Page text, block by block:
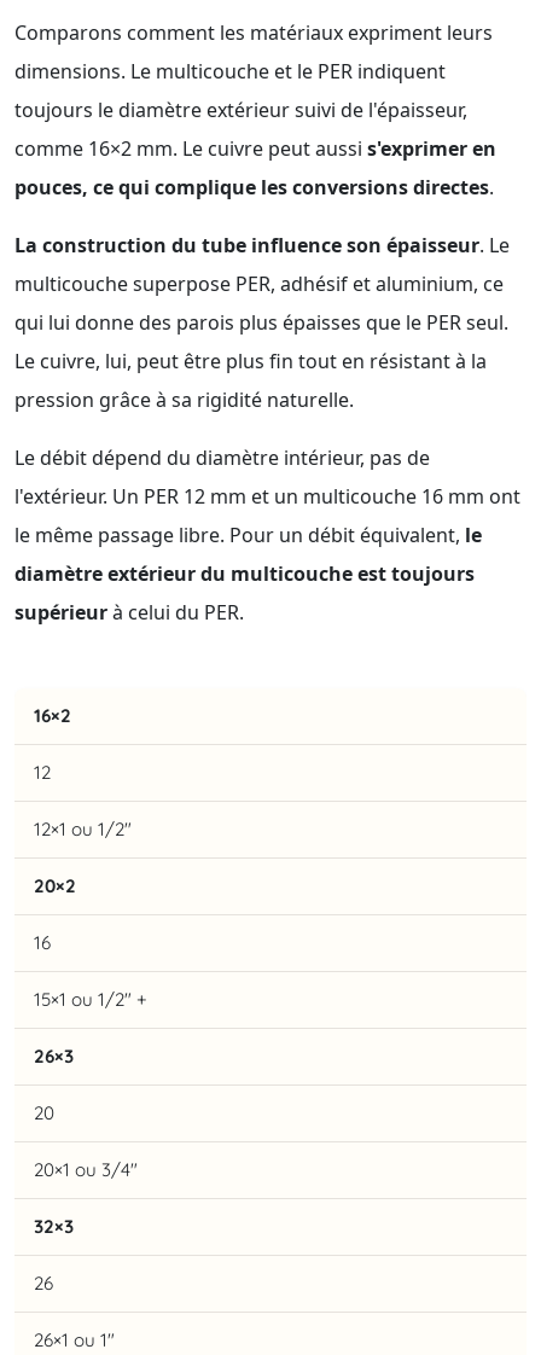
Comparons comment les matériaux expriment leurs
dimensions. Le multicouche et le PER indiquent
toujours le diamètre extérieur suivi de l'épaisseur,
comme 16×2 mm. Le cuivre peut aussi s'exprimer en
pouces, ce qui complique les conversions directes.
La construction du tube influence son épaisseur. Le
multicouche superpose PER, adhésif et aluminium, ce
qui lui donne des parois plus épaisses que le PER seul.
Le cuivre, lui, peut être plus fin tout en résistant à la
pression grâce à sa rigidité naturelle.
Le débit dépend du diamètre intérieur, pas de
l'extérieur. Un PER 12 mm et un multicouche 16 mm ont
le même passage libre. Pour un débit équivalent, le
diamètre extérieur du multicouche est toujours
supérieurà celui du PER.
16×2
12
12×1 ou 1/2"
20×2
16
15×1 ou 1/2" +
26×3
20
20×1 ou 3/4"
32×3
26
26×1 ou 1"